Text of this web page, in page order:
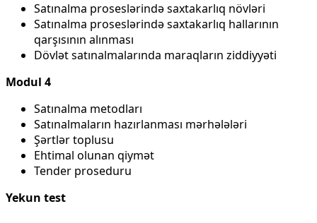
Satınalma proseslərində saxtakarlıq növləri
Satınalma proseslərində saxtakarlıq hallarının
qarşısının alınması
Dövlət satınalmalarında maraqların ziddiyyəti
Modul 4
Satınalma metodları
Satınalmaların hazırlanması mərhələləri
Şərtlər toplusu
Ehtimal olunan qiymət
Tender proseduru
Yekun test